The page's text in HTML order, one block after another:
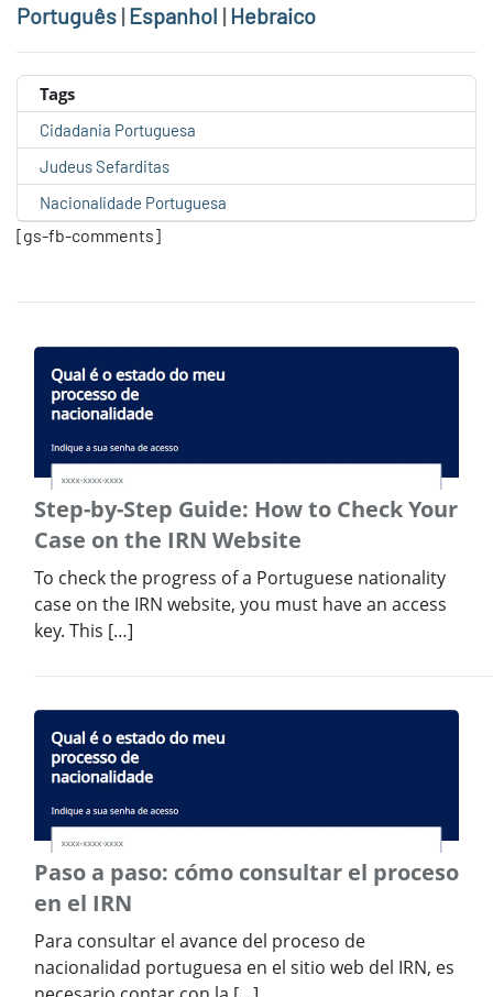
Português |Espanhol |Hebraico
Tags
Cidadania Portuguesa
Judeus Sefarditas
Nacionalidade Portuguesa
[gs-fb-comments]
Step-by-Step Guide: How to Check Your
Case on the IRN Website
To check the progress of a Portuguese nationality
case on the IRN website, you must have an access
key. This […]
Paso a paso: cómo consultar el proceso
en el IRN
Para consultar el avance del proceso de
nacionalidad portuguesa en el sitio web del IRN, es